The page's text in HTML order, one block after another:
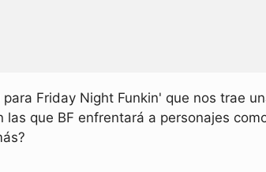
Friday Night Funkin' que nos trae
que BF enfrentará a personajes